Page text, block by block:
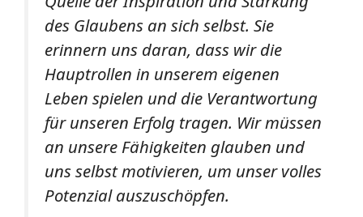
des Glaubens an sich selbst. Sie
erinnern uns daran, dass wir die
Hauptrollen in unserem eigenen
Leben spielen und die Verantwortung
für unseren Erfolg tragen. Wir müssen
an unsere Fähigkeiten glauben und
uns selbst motivieren, um unser volles
Potenzial auszuschöpfen.